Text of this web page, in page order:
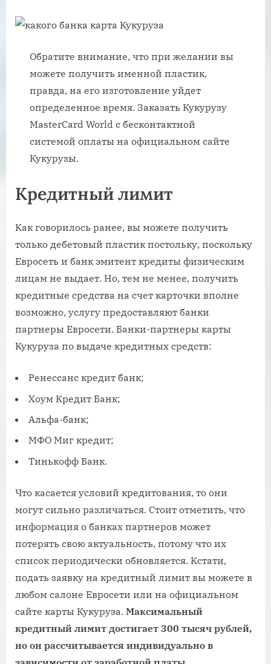
Обратите внимание, что при желании вы
можете получить именной пластик,
правда, на его изготовление уйдет
определенное время. Заказать Кукурузу
MasterCard World с бесконтактной
системой оплаты на официальном сайте
Кукурузы.
Кредитный лимит
Как говорилось ранее, вы можете получить
только дебетовый пластик постольку, поскольку
Евросеть и банк эмитент кредиты физическим
лицам не выдает. Но, тем не менее, получить
кредитные средства на счет карточки вполне
возможно, услугу предоставляют банки
партнеры Евросети. Банки-партнеры карты
Кукуруза по выдаче кредитных средств:
Ренессанс кредит банк;
Хоум Кредит Банк;
Альфа-банк;
МФО Миг кредит;
Тинькофф Банк.
Что касается условий кредитования, то они
могут сильно различаться. Стоит отметить, что
информация о банках партнеров может
потерять свою актуальность, потому что их
список периодически обновляется. Кстати,
подать заявку на кредитный лимит вы можете в
любом салоне Евросети или на официальном
сайте карты Кукуруза. Максимальный
кредитный лимит достигает 300 тысяч рублей,
но он рассчитывается индивидуально в